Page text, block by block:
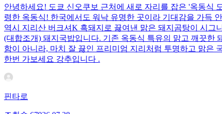
안녕하세요! 도쿄 신오쿠보 근처에 새로 자리를 잡은 '옥동식
령한 옥동식! 한국에서도 워낙 유명한 곳이라 기대감을 가득
역시 지리산 버크셔K 흑돼지로 끓여낸 맑은 돼지곰탕이 시그
(대합조개) 돼지국밥입니다. 기존 옥동식 특유의 맑고 깨끗한
함이 아니라, 마치 잘 끓인 프리미엄 지리처럼 투명하고 맑은
한번 가보세요 강추입니다 .
핀타로